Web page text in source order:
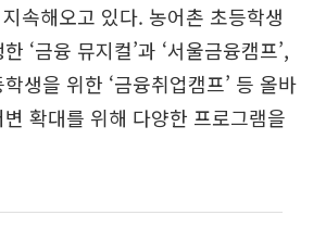
속해오고 있다. 농어촌 초등학생
‘금융 뮤지컬’과 ‘서울금융캠프’,
생을 위한 ‘금융취업캠프’ 등 올바
확대를 위해 다양한 프로그램을